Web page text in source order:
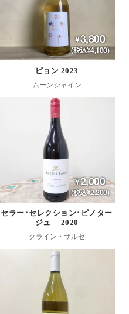
3,800
(税込¥4,180)
ピョン 2023
ムーンシャイン
2,000
(税込¥2,200)
セラー･セレクション･ピノター
ジュ 2020
クライン・ザルゼ